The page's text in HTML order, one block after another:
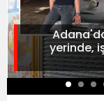
yerinde,